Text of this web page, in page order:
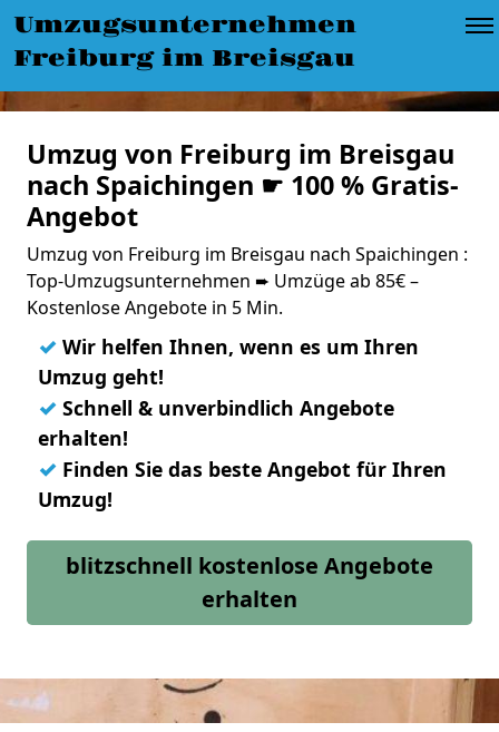
Umzugsunternehmen
Freiburg im Breisgau
Umzug von Freiburg im Breisgau
nach Spaichingen ☛ 100 % Gratis-
Angebot
Umzug von Freiburg im Breisgau nach Spaichingen :
Top-Umzugsunternehmen ➨ Umzüge ab 85€ –
Kostenlose Angebote in 5 Min.
✓ Wir helfen Ihnen, wenn es um Ihren
Umzug geht!
✓ Schnell & unverbindlich Angebote
erhalten!
✓ Finden Sie das beste Angebot für Ihren
Umzug!
blitzschnell kostenlose Angebote
erhalten